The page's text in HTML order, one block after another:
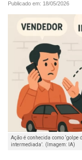
Publicado em: 18/05/2026
Ação é conhecida como ‘golpe
intermediada’. (Imagem: IA)